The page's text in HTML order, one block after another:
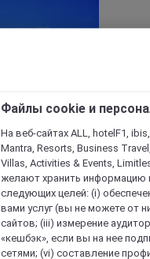
Файлы cookie и
На веб-сайтах ALL, hotelF1,
Mantra, Resorts, Business
Villas, Activities & Events,
желают хранить информацию
следующих целей: (i)
вами услуг (вы не можете от
сайтов; (iii) измерение
«кешбэк», если вы на нее
сетями; (vi) составление